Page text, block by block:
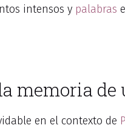
intensos y palabras
memoria
en el contexto de